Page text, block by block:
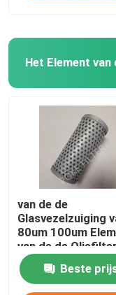
Het Element
van de de
Glasvezelzuiging
80um 100um
van de de
Hydraulische
Beste